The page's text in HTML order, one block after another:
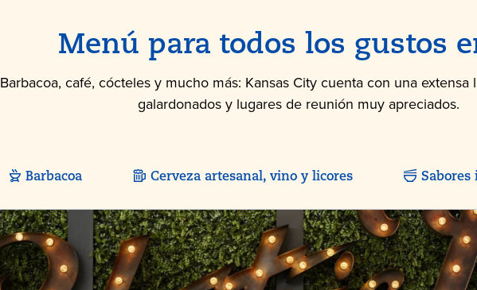
Menú para todos los gustos
Barbacoa, café, cócteles y mucho más: Kansas City cuenta con una extensa
galardonados y lugares de reunión muy apreciados.
Barbacoa Cerveza artesanal, vino y licores Sabores